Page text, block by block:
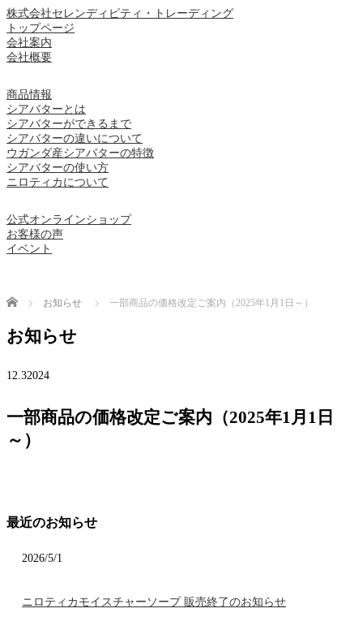
株式会社セレンディピティ・トレーディング
トップページ
会社案内
会社概要
商品情報
シアバターとは
シアバターができるまで
シアバターの違いについて
ウガンダ産シアバターの特徴
シアバターの使い方
ニロティカについて
公式オンラインショップ
お客様の声
イベント
Home お知らせ 一部商品の価格改定ご案内（2025年1月1日～）
お知らせ
12.32024
一部商品の価格改定ご案内（2025年1月1日
～）
最近のお知らせ
2026/5/1
ニロティカモイスチャーソープ 販売終了のお知らせ